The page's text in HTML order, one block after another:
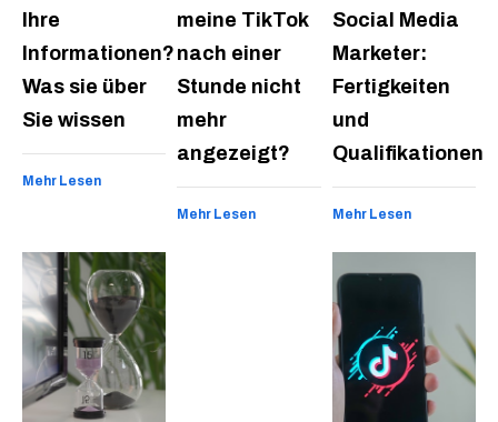
Ihre
Informationen?
Was sie über
Sie wissen
Mehr Lesen
meine TikTok
nach einer
Stunde nicht
mehr
angezeigt?
Mehr Lesen
Social Media
Marketer:
Fertigkeiten
und
Qualifikationen
Mehr Lesen